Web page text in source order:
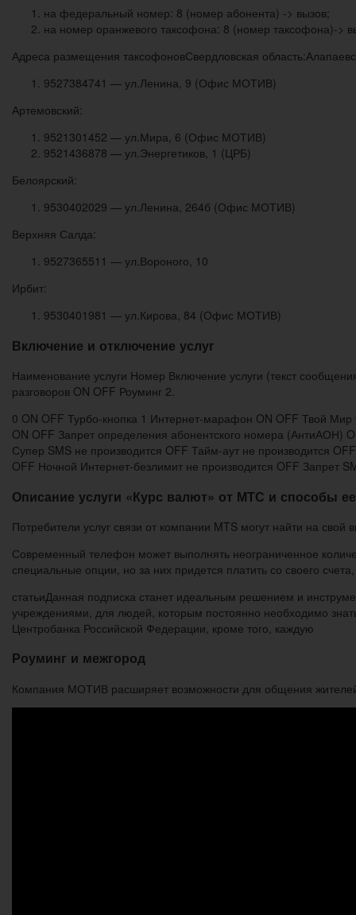
на федеральный номер: 8 (номер абонента) -> вызов;
на номер оранжевого таксофона: 8 (номер таксофона)->
Адреса размещения таксофоновСвердловская
9527384741 — ул.Ленина, 9 (Офис МОТИВ)
Артемовский:
9521301452 — ул.Мира, 6 (Офис МОТИВ)
9521436878 — ул.Энергетиков, 1 (ЦРБ)
Белоярский:
9530402029 — ул.Ленина, 264б (Офис МОТИВ)
Верхняя Салда:
9527365511 — ул.Вороного, 10
Ирбит:
9530401981 — ул.Кирова, 84 (Офис МОТИВ)
Включение и отключение услуг
Наименование услуги Номер Включение услуги (текст
разговоров ON OFF Роуминг 2.
0 ON OFF Турбо-кнопка 1 Интернет-марафон ON OFF Твой
ON OFF Запрет определения абонентского номера
Супер SMS не производится OFF Тайм-аут не производится
OFF Ночной Интернет-безлимит не производится OFF Запрет
Описание услуги «Курс валют» от МТС и способы
Потребители услуг связи от компании MTS могут найти на
Современный телефон может выполнять неограниченное
специальные опции, но за них придется платить со своего
статьиДанная подписка станет идеальным решением и
учреждениями, для людей, которым постоянно необходимо
Центробанка Российской Федерации, кроме того, каждую
Роуминг и межгород
Компания МОТИВ расширяет возможности для общения